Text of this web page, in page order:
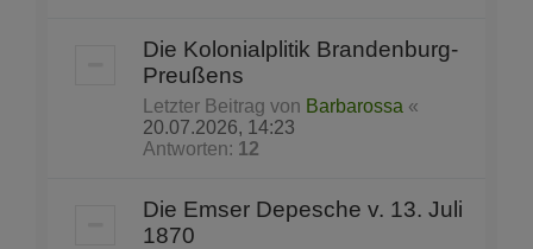
Die Kolonialplitik Brandenburg-
Preußens
Letzter Beitrag von Barbarossa «
20.07.2026, 14:23
Antworten: 12
Die Emser Depesche v. 13. Juli
1870